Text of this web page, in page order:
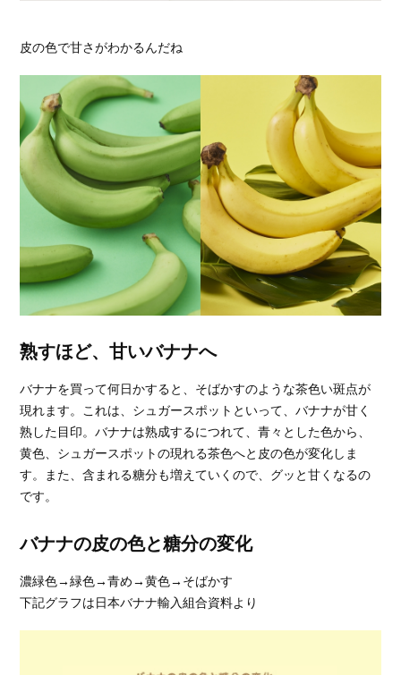
皮の色で甘さがわかるんだね
熟すほど、甘いバナナへ
バナナを買って何日かすると、そばかすのような茶色い斑点が
現れます。これは、シュガースポットといって、バナナが甘く
熟した目印。バナナは熟成するにつれて、青々とした色から、
黄色、シュガースポットの現れる茶色へと皮の色が変化しま
す。また、含まれる糖分も増えていくので、グッと甘くなるの
です。
バナナの皮の色と糖分の変化
濃緑色→緑色→青め→黄色→そばかす
下記グラフは日本バナナ輸入組合資料より